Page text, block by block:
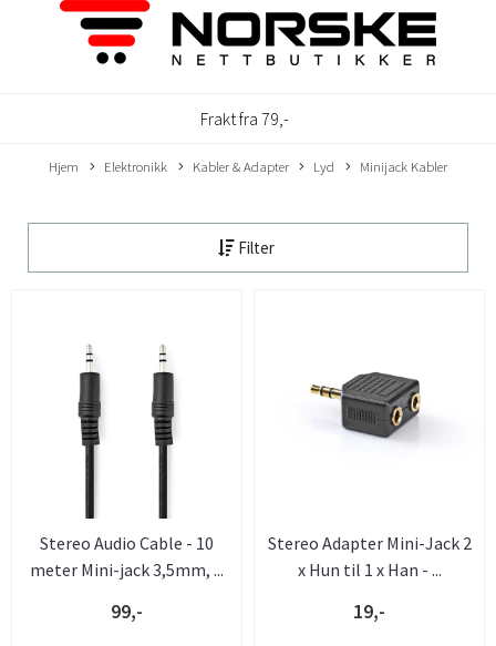
Frakt fra 79,-
Hjem Elektronikk Kabler & Adapter Lyd Minijack Kabler
Filter
Stereo Audio Cable - 10
meter Mini-jack 3,5mm, ...
99,-
Stereo Adapter Mini-Jack 2
x Hun til 1 x Han - ...
19,-